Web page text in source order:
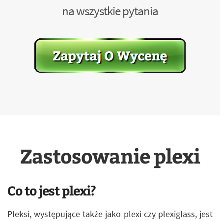
na wszystkie pytania
Zastosowanie plexi
Co to jest plexi?
Pleksi, występujące także jako plexi czy plexiglass, jest